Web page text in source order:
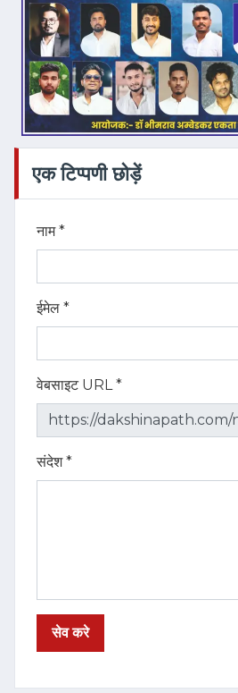
एक टिप्पणी छोड़ें
नाम *
ईमेल *
वेबसाइट URL *
संदेश *